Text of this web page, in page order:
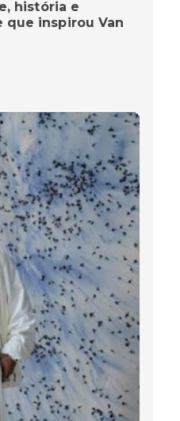
história e
que inspirou Van